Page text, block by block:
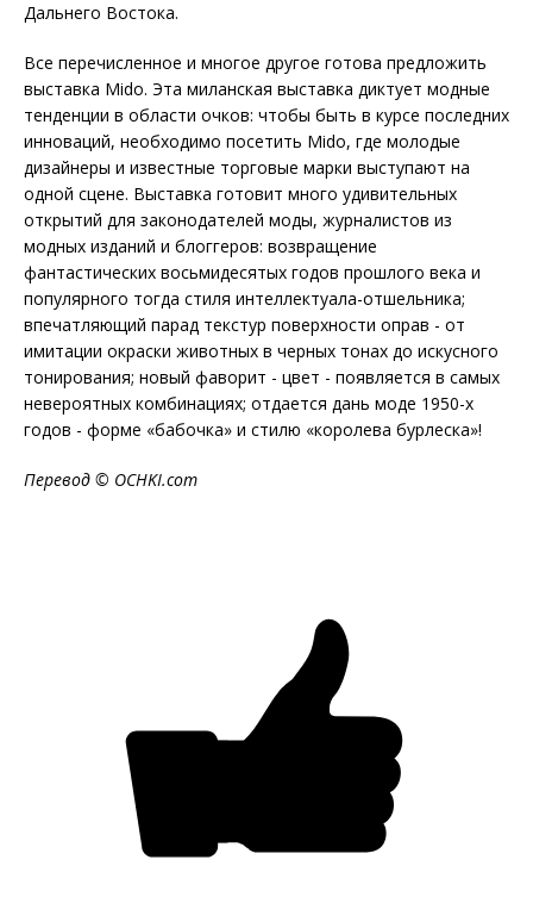
Дальнего Востока.
Все перечисленное и многое другое готова предложить
выставка Mido. Эта миланская выставка диктует модные
тенденции в области очков: чтобы быть в курсе последних
инноваций, необходимо посетить Mido, где молодые
дизайнеры и известные торговые марки выступают на
одной сцене. Выставка готовит много удивительных
открытий для законодателей моды, журналистов из
модных изданий и блоггеров: возвращение
фантастических восьмидесятых годов прошлого века и
популярного тогда стиля интеллектуала-отшельника;
впечатляющий парад текстур поверхности оправ - от
имитации окраски животных в черных тонах до искусного
тонирования; новый фаворит - цвет - появляется в самых
невероятных комбинациях; отдается дань моде 1950-х
годов - форме «бабочка» и стилю «королева бурлеска»!
Перевод © OCHKI.com